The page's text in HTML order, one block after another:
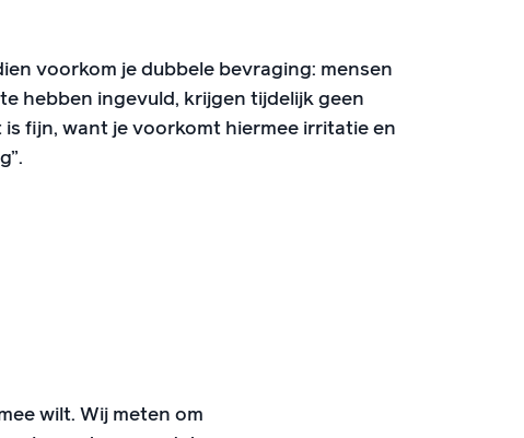
voorkom je dubbele bevraging: mensen
hebben ingevuld, krijgen tijdelijk geen
fijn, want je voorkomt hiermee irritatie en
wilt. Wij meten om